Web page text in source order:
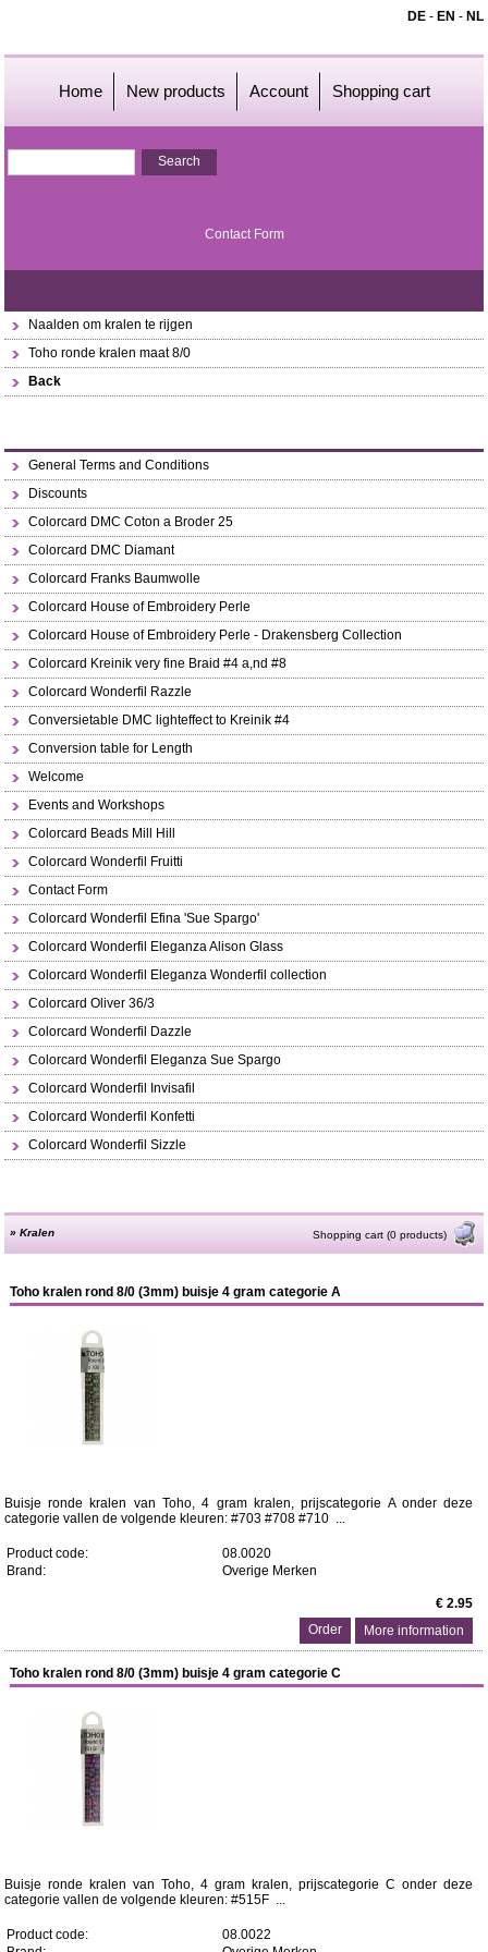
DE- EN - NL
Home New products Account Shopping cart
Contact Form
Naalden om kralen te rijgen
Toho ronde kralen maat 8/0
Back
General Terms and Conditions
Discounts
Colorcard DMC Coton a Broder 25
Colorcard DMC Diamant
Colorcard Franks Baumwolle
Colorcard House of Embroidery Perle
Colorcard House of Embroidery Perle - Drakensberg Collection
Colorcard Kreinik very fine Braid #4 a,nd #8
Colorcard Wonderfil Razzle
Conversietable DMC lighteffect to Kreinik #4
Conversion table for Length
Welcome
Events and Workshops
Colorcard Beads Mill Hill
Colorcard Wonderfil Fruitti
Contact Form
Colorcard Wonderfil Efina 'Sue Spargo'
Colorcard Wonderfil Eleganza Alison Glass
Colorcard Wonderfil Eleganza Wonderfil collection
Colorcard Oliver 36/3
Colorcard Wonderfil Dazzle
Colorcard Wonderfil Eleganza Sue Spargo
Colorcard Wonderfil Invisafil
Colorcard Wonderfil Konfetti
Colorcard Wonderfil Sizzle
»Kralen Shopping cart (0 products)
Toho kralen rond 8/0 (3mm) buisje 4 gram categorie A
Buisje ronde kralen van Toho, 4 gram kralen, prijscategorie A onder deze
categorie vallen de volgende kleuren: #703 #708 #710 ...
Product code:
08.0020
Brand:
Overige Merken
€ 2.95
More information
Toho kralen rond 8/0 (3mm) buisje 4 gram categorie C
Buisje ronde kralen van Toho, 4 gram kralen, prijscategorie C onder deze
categorie vallen de volgende kleuren: #515F ...
Product code:
08.0022